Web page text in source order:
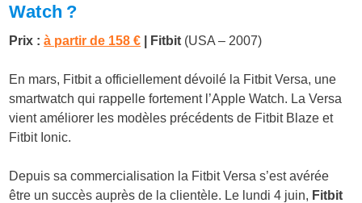
Watch ?
Prix :à partir de 158 € | Fitbit (USA – 2007)
En mars, Fitbit a officiellement dévoilé la Fitbit Versa, une
smartwatch qui rappelle fortement l’Apple Watch. La Versa
vient améliorer les modèles précédents de Fitbit Blaze et
Fitbit Ionic.
Depuis sa commercialisation la Fitbit Versa s’est avérée
être un succès auprès de la clientèle. Le lundi 4 juin, Fitbit